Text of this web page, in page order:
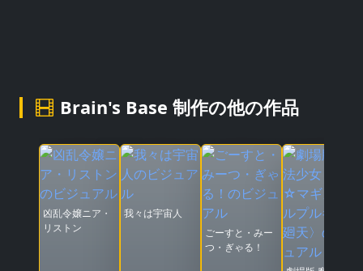
Brain's Base 制作の他の作品
凶乱令嬢ニア・
リストン
我々は宇宙人
ごーすと・みー
つ・ぎゃる！